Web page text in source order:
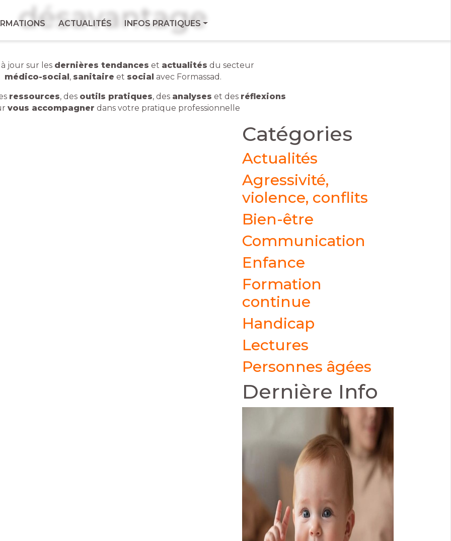
du
9 Bd Pierre
Mendes France
77600 Bussy St
ACTUALITÉS INFOS PRATIQUES
désavantage
jour sur les dernières tendances et actualités du secteur
médico-social, sanitaire et social avec Formassad.
ressources, des outils pratiques, des analyses et des réflexions
vous accompagner dans votre pratique professionnelle
Catégories
Actualités
Agressivité,
violence, conflits
Bien-être
Communication
Enfance
Formation
continue
Handicap
Lectures
Personnes âgées
Dernière Info